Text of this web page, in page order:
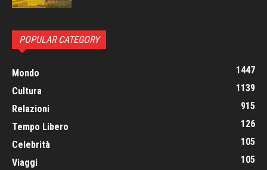
POPULAR CATEGORY
Mondo
1447
Cultura
1139
Relazioni
915
Tempo Libero
126
Celebrità
105
Viaggi
105